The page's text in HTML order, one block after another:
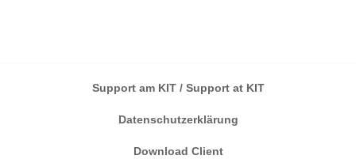
Support am KIT / Support at KIT
Datenschutzerklärung
Download Client